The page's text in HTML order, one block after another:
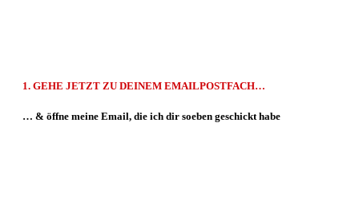
1. GEHE JETZT ZU DEINEM EMAILPOSTFACH…
… & öffne meine Email, die ich dir soeben geschickt habe